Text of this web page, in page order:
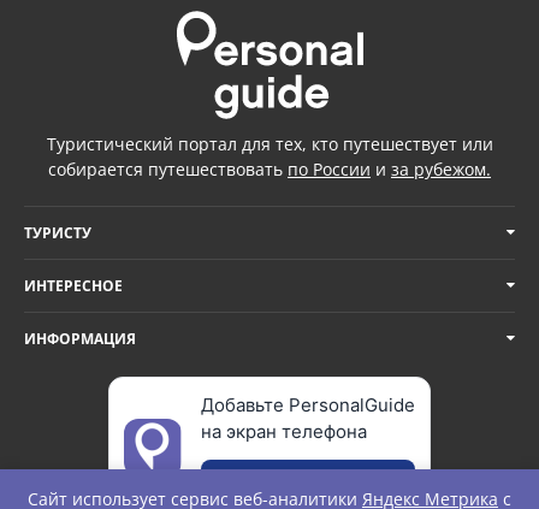
Туристический портал для тех, кто путешествует или
собирается путешествовать по России и за рубежом.
ТУРИСТУ
ИНТЕРЕСНОЕ
ИНФОРМАЦИЯ
Добавьте PersonalGuide
на экран телефона
Сайт использует сервис веб-аналитики Яндекс Метрика с